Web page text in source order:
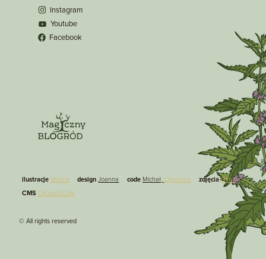
Instagram
Youtube
Facebook
ilustracje Masha designJoanna code Michał,Cynamon zdjęciaDima
CMSOrchard Core
© All rights reserved